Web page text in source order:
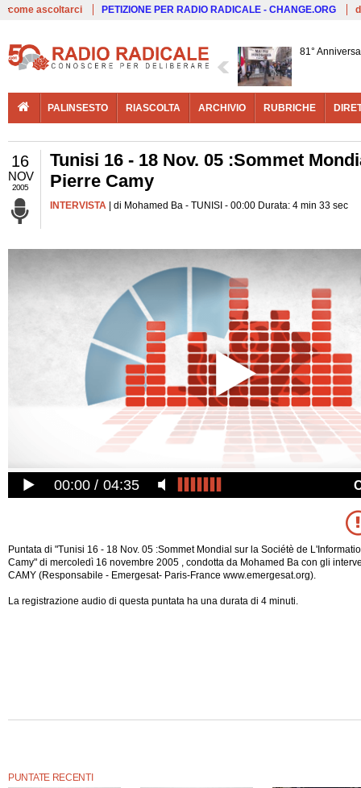
come ascoltarci PETIZIONE PER RADIO RADICALE - CHANGE.ORG
81°
PALINSESTO RIASCOLTA ARCHIVIO RUBRICHE
16
NOV
2005
Tunisi 16 - 18 Nov. 05 :Sommet
Pierre Camy
INTERVISTA | di Mohamed Ba - TUNISI - 00:00 Durata: 4 min 33 sec
00:00 04:35
Puntata di "Tunisi 16 - 18 Nov. 05 :Sommet Mondial sur la Sociétè de
Camy" di mercoledì 16 novembre 2005 , condotta da Mohamed Ba con gli
CAMY (Responsabile - Emergesat- Paris-France www.emergesat.org).
La registrazione audio di questa puntata ha una durata di 4 minuti.
PUNTATE RECENTI